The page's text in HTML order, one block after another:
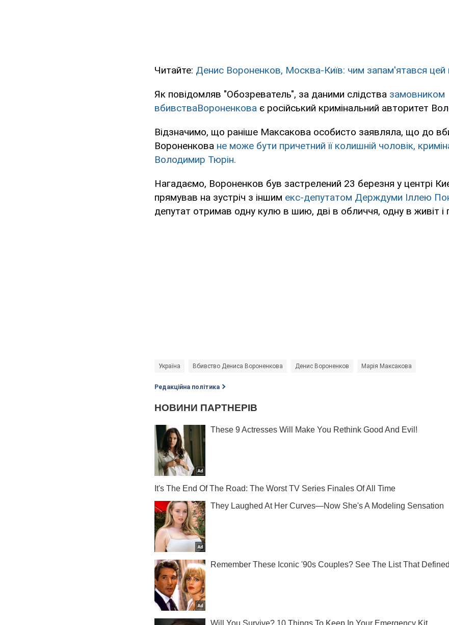
Читайте: Денис Вороненков, Москва-Київ: чим запам'ятався цей
Як повідомляв "Обозреватель", за даними слідства замовником
вбивстваВороненкова є російський кримінальний авторитет
Відзначимо, що раніше Максакова особисто заявляла, що до
Вороненкова не може бути причетний її колишній чоловік,
Володимир Тюрін.
Нагадаємо, Вороненков був застрелений 23 березня у центрі
прямував на зустріч з іншим екс-депутатом Держдуми Іллею
депутат отримав одну кулю в шию, дві в обличчя, одну в живіт і
Україна Вбивство Дениса Вороненкова Денис Вороненков Марія Максакова
Редакційна політика